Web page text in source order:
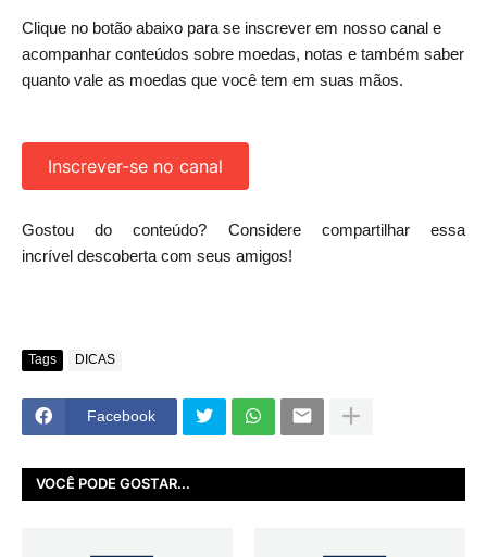
Clique no botão abaixo para se inscrever em nosso canal e
acompanhar conteúdos sobre moedas, notas e também saber
quanto vale as moedas que você tem em suas mãos.
Inscrever-se no canal
Gostou do conteúdo? Considere compartilhar essa
incrível descoberta com seus amigos!
Tags DICAS
Facebook
VOCÊ PODE GOSTAR...